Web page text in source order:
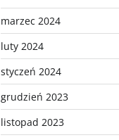
marzec 2024
luty 2024
styczeń 2024
grudzień 2023
listopad 2023